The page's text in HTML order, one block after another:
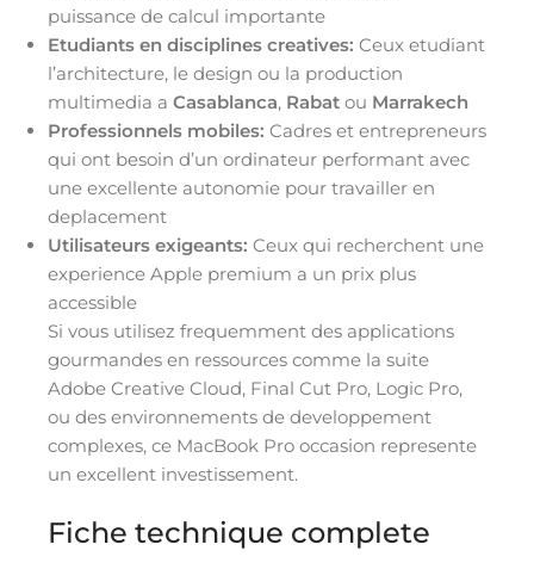
puissance de calcul importante
Etudiants en disciplines creatives: Ceux etudiant
l’architecture, le design ou la production
multimedia a Casablanca, Rabat ou Marrakech
Professionnels mobiles: Cadres et entrepreneurs
qui ont besoin d’un ordinateur performant avec
une excellente autonomie pour travailler en
deplacement
Utilisateurs exigeants: Ceux qui recherchent une
experience Apple premium a un prix plus
accessible
Si vous utilisez frequemment des applications
gourmandes en ressources comme la suite
Adobe Creative Cloud, Final Cut Pro, Logic Pro,
ou des environnements de developpement
complexes, ce MacBook Pro occasion represente
un excellent investissement.
Fiche technique complete